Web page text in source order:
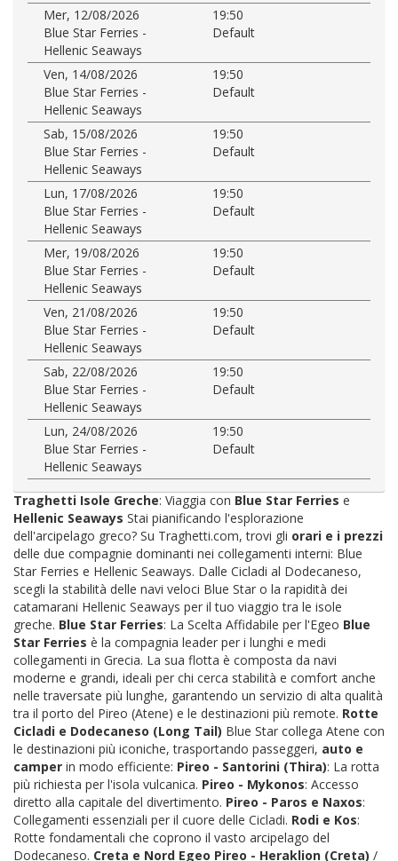
Mer, 12/08/2026
19:50
Blue Star Ferries -
Hellenic Seaways
Default
Ven, 14/08/2026
19:50
Blue Star Ferries -
Hellenic Seaways
Default
Sab, 15/08/2026
19:50
Blue Star Ferries -
Hellenic Seaways
Default
Lun, 17/08/2026
19:50
Blue Star Ferries -
Hellenic Seaways
Default
Mer, 19/08/2026
19:50
Blue Star Ferries -
Hellenic Seaways
Default
Ven, 21/08/2026
19:50
Blue Star Ferries -
Hellenic Seaways
Default
Sab, 22/08/2026
19:50
Blue Star Ferries -
Hellenic Seaways
Default
Lun, 24/08/2026
19:50
Blue Star Ferries -
Hellenic Seaways
Default
Traghetti Isole Greche: Viaggia con Blue Star Ferries e
Hellenic Seaways Stai pianificando l'esplorazione
dell'arcipelago greco? Su Traghetti.com, trovi gli orari e i prezzi
delle due compagnie dominanti nei collegamenti interni: Blue
Star Ferries e Hellenic Seaways. Dalle Cicladi al Dodecaneso,
scegli la stabilità delle navi veloci Blue Star o la rapidità dei
catamarani Hellenic Seaways per il tuo viaggio tra le isole
greche. Blue Star Ferries: La Scelta Affidabile per l'Egeo Blue
Star Ferries è la compagnia leader per i lunghi e medi
collegamenti in Grecia. La sua flotta è composta da navi
moderne e grandi, ideali per chi cerca stabilità e comfort anche
nelle traversate più lunghe, garantendo un servizio di alta qualità
tra il porto del Pireo (Atene) e le destinazioni più remote. Rotte
Cicladi e Dodecaneso (Long Tail) Blue Star collega Atene con
le destinazioni più iconiche, trasportando passeggeri, auto e
camper in modo efficiente: Pireo - Santorini (Thira): La rotta
più richiesta per l'isola vulcanica. Pireo - Mykonos: Accesso
diretto alla capitale del divertimento. Pireo - Paros e Naxos:
Collegamenti essenziali per il cuore delle Cicladi. Rodi e Kos:
Rotte fondamentali che coprono il vasto arcipelago del
Dodecaneso. Creta e Nord Egeo Pireo - Heraklion (Creta) /